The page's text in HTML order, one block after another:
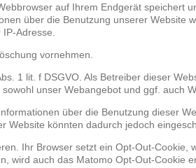
auf Ihrem Endgerät speichert
über die Benutzung unserer Website
Adresse.
vornehmen.
1 lit. f DSGVO. Als Betreiber dieser
unser Webangebot und ggf. auch
über die Benutzung dieser
könnten dadurch jedoch
Ihr Browser setzt ein Opt-Out-Cookie,
wird auch das Matomo Opt-Out-Cookie